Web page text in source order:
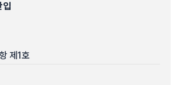
입
제1호